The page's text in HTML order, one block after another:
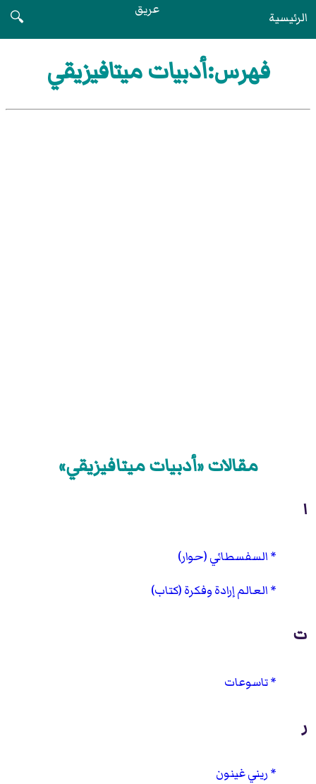
الرئيسية عريق
🔍
فهرس:أدبيات ميتافيزيقي
مقالات «أدبيات ميتافيزيقي»
ا
السفسطائي (حوار)
العالم إرادة وفكرة (كتاب)
ت
تاسوعات
ر
ريني غينون